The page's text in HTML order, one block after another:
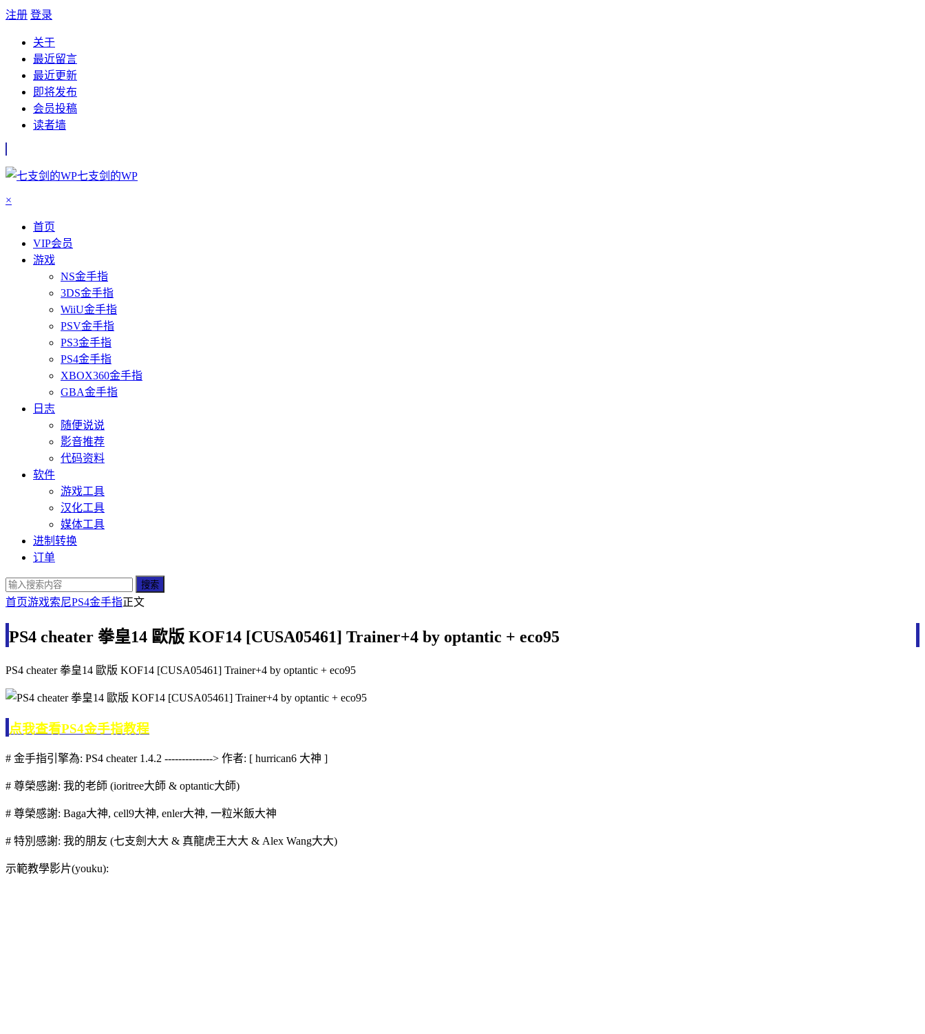
注册 登录
关于
最近留言
最近更新
即将发布
会员投稿
读者墙
七支剑的WP
×
首页
VIP会员
游戏
NS金手指
3DS金手指
WiiU金手指
PSV金手指
PS3金手指
PS4金手指
XBOX360金手指
GBA金手指
日志
随便说说
影音推荐
代码资料
软件
游戏工具
汉化工具
媒体工具
进制转换
订单
搜索
首页游戏索尼PS4金手指正文
PS4 cheater 拳皇14 歐版 KOF14 [CUSA05461] Trainer+4 by optantic + eco95
PS4 cheater 拳皇14 歐版 KOF14 [CUSA05461] Trainer+4 by optantic + eco95
点我查看PS4金手指教程
# 金手指引擎為: PS4 cheater 1.4.2 --------------> 作者: [ hurrican6 大神 ]
# 尊榮感謝: 我的老師 (ioritree大師 & optantic大師)
# 尊榮感謝: Baga大神, cell9大神, enler大神, 一粒米飯大神
# 特別感謝: 我的朋友 (七支劍大大 & 真龍虎王大大 & Alex Wang大大)
示範教學影片(youku):